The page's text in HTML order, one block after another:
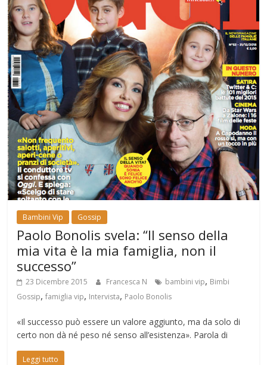
Bambini Vip Gossip
Paolo Bonolis svela: “Il senso della
mia vita è la mia famiglia, non il
successo”
23 Dicembre 2015 Francesca N bambini vip, Bimbi
Gossip,famiglia vip, Intervista, Paolo Bonolis
«Il successo può essere un valore aggiunto, ma da solo di
certo non dà né peso né senso all’esistenza». Parola di
Leggi tutto